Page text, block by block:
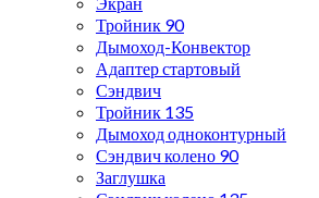
Тройник 90
Дымоход-Конвектор
Адаптер стартовый
Сэндвич
Тройник 135
Дымоход одноконтурный
Сэндвич колено 90
Заглушка